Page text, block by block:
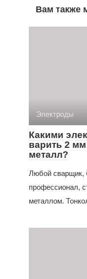
Вам также
Электроды
Какими
варить 2
металл?
Любой сварщик,
профессионал,
металлом.